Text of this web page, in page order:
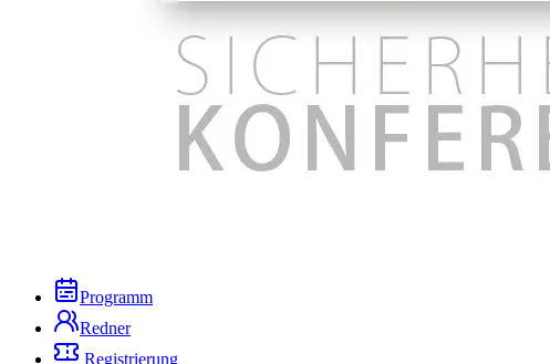
Programm
Redner
Registrierung